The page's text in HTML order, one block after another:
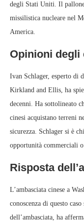
degli Stati Uniti. Il
missilistica nucleare nel
America.
Opinioni degli
Ivan Schlager, esperto di
Kirkland and Ellis, ha
decenni. Ha sottolineato
cinesi acquistano terreni
sicurezza. Schlager si è
opportunità commerciali
Risposta
L’ambasciata cinese a
conoscenza di questo
dell’ambasciata, ha